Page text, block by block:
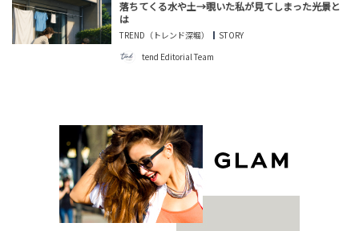
落ちてくる水や土→覗いた私が見てしまった光景と
は
TREND（トレンド深堀）
STORY
tend Editorial Team